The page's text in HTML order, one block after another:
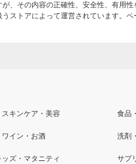
、その内容の正確性、安全性、有用性
ストアによって運営されています。
スキンケア・美容 食品
ワイン・お酒 洗剤
ズ・マタニティ サプ